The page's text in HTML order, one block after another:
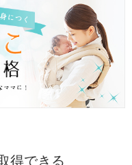
得できる